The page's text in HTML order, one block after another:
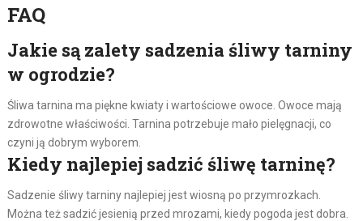
FAQ
Jakie są zalety sadzenia śliwy tarniny
w ogrodzie?
Śliwa tarnina ma piękne kwiaty i wartościowe owoce. Owoce mają
zdrowotne właściwości. Tarnina potrzebuje mało pielęgnacji, co
czyni ją dobrym wyborem.
Kiedy najlepiej sadzić śliwę tarninę?
Sadzenie śliwy tarniny najlepiej jest wiosną po przymrozkach.
Można też sadzić jesienią przed mrozami, kiedy pogoda jest dobra.